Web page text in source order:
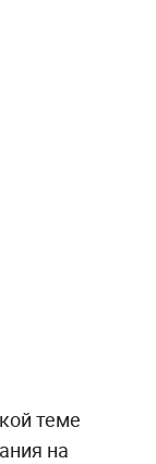
теме
на